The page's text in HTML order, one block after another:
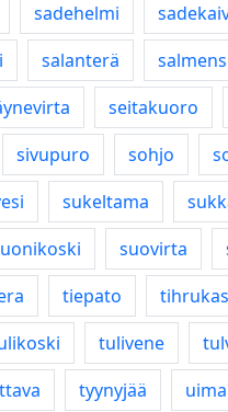
sadehelmi
salanterä
seitakuoro
sivupuro sohjo
sukeltama
suovirta
tiepato
tulivene
tyynyjää uima